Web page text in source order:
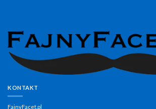
KONTAKT
FajnyFacet.pl